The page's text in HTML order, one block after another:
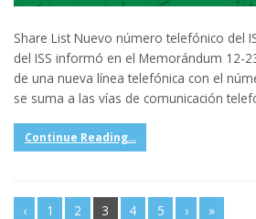
Share List Nuevo número telefónico del
del ISS informó en el Memorándum 12-
de una nueva línea telefónica con el
se suma a las vías de comunicación
Continue Reading...
‹ 1 2 3 4 5 › »